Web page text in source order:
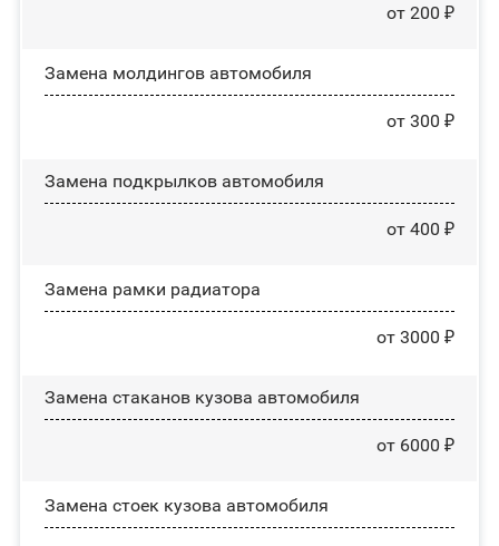
от 200 ₽
Замена молдингов автомобиля
от 300 ₽
Замена пoдĸpылĸoв автомобиля
от 400 ₽
Замена рамки радиатора
от 3000 ₽
Замена стаканов кузова автомобиля
от 6000 ₽
Замена стоек кузова автомобиля